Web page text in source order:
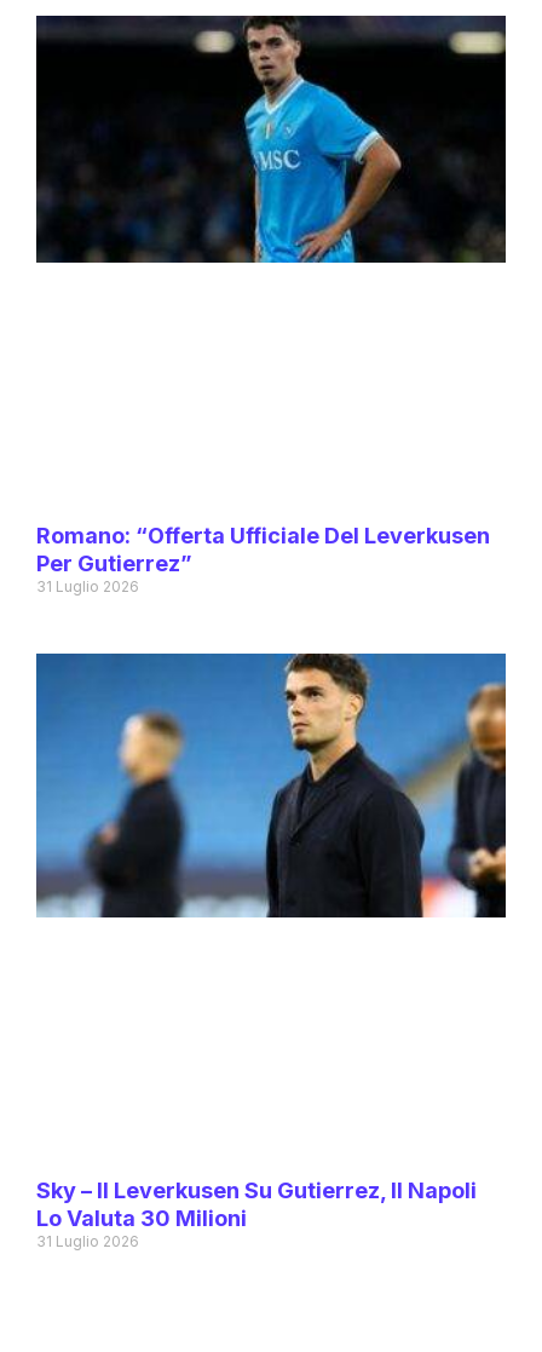
Romano: “Offerta Ufficiale Del Leverkusen
Per Gutierrez”
31 Luglio 2026
Sky – Il Leverkusen Su Gutierrez, Il Napoli
Lo Valuta 30 Milioni
31 Luglio 2026